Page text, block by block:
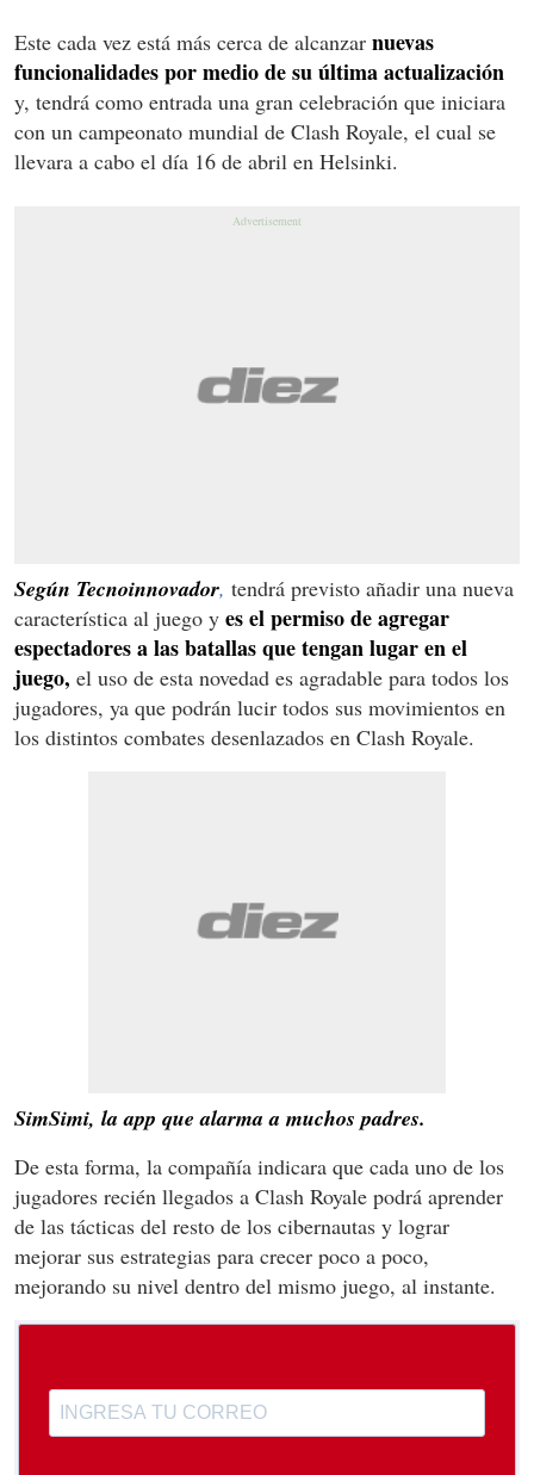
Este cada vez está más cerca de alcanzar nuevas
funcionalidades por medio de su última actualización
y, tendrá como entrada una gran celebración que iniciara
con un campeonato mundial de Clash Royale, el cual se
llevara a cabo el día 16 de abril en Helsinki.
Según Tecnoinnovador, tendrá previsto añadir una nueva
característica al juego y es el permiso de agregar
espectadores a las batallas que tengan lugar en el
juego, el uso de esta novedad es agradable para todos los
jugadores, ya que podrán lucir todos sus movimientos en
los distintos combates desenlazados en Clash Royale.
SimSimi, la app que alarma a muchos padres.
De esta forma, la compañía indicara que cada uno de los
jugadores recién llegados a Clash Royale podrá aprender
de las tácticas del resto de los cibernautas y lograr
mejorar sus estrategias para crecer poco a poco,
mejorando su nivel dentro del mismo juego, al instante.